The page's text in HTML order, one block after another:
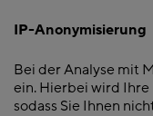
IP-Anonymisierung
Bei der Analyse mit
ein. Hierbei wird Ihre
sodass Sie Ihnen